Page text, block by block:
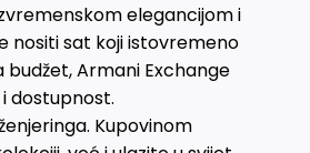
elegancijom i
nositi sat koji istovremeno
Armani Exchange
dostupnost.
Kupovinom